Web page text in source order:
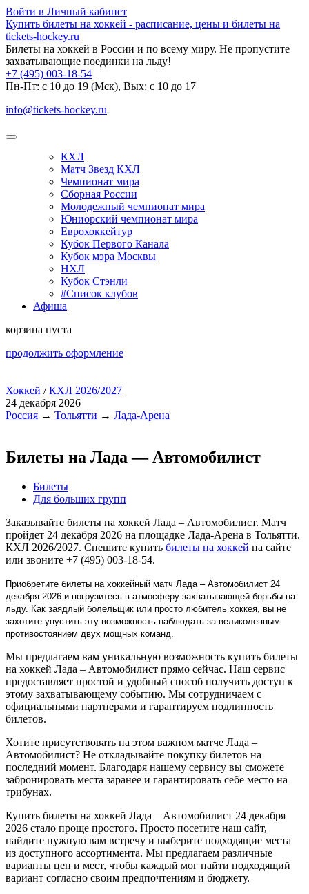
Войти в Личный кабинет
Купить билеты на хоккей - расписание, цены и билеты на
tickets-hockey.ru
Билеты на хоккей в России и по всему миру. Не пропустите
захватывающие поединки на льду!
+7 (495) 003-18-54
Пн-Пт: c 10 до 19 (Мск), Вых: с 10 до 17
info@tickets-hockey.ru
КХЛ
Матч Звезд КХЛ
Чемпионат мира
Сборная России
Молодежный чемпионат мира
Юниорский чемпионат мира
Еврохоккейтур
Кубок Первого Канала
Кубок мэра Москвы
НХЛ
Кубок Стэнли
#Список клубов
Афиша
корзина пуста
продолжить оформление
Хоккей /КХЛ 2026/2027
24 декабря 2026
Россия → Тольятти → Лада-Арена
Билеты на Лада — Автомобилист
Билеты
Для больших групп
Заказывайте билеты на хоккей Лада – Автомобилист. Матч
пройдет 24 декабря 2026 на площадке Лада-Арена в Тольятти.
КХЛ 2026/2027. Спешите купить билеты на хоккей на сайте
или звоните +7 (495) 003-18-54.
Приобретите билеты на хоккейный матч Лада – Автомобилист 24
декабря 2026 и погрузитесь в атмосферу захватывающей борьбы на
льду. Как заядлый болельщик или просто любитель хоккея, вы не
захотите упустить эту возможность наблюдать за великолепным
противостоянием двух мощных команд.
Мы предлагаем вам уникальную возможность купить билеты
на хоккей Лада – Автомобилист прямо сейчас. Наш сервис
предоставляет простой и удобный способ получить доступ к
этому захватывающему событию. Мы сотрудничаем с
официальными партнерами и гарантируем подлинность
билетов.
Хотите присутствовать на этом важном матче Лада –
Автомобилист? Не откладывайте покупку билетов на
последний момент. Благодаря нашему сервису вы сможете
забронировать места заранее и гарантировать себе место на
трибунах.
Купить билеты на хоккей Лада – Автомобилист 24 декабря
2026 стало проще простого. Просто посетите наш сайт,
найдите нужную вам встречу и выберите подходящие места
из доступного ассортимента. Мы предлагаем различные
варианты цен и мест, чтобы каждый мог найти подходящий
вариант согласно своим предпочтениям и бюджету.